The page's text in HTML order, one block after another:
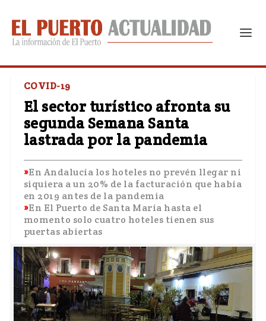
COVID-19
El sector turístico afronta su
segunda Semana Santa
lastrada por la pandemia
En Andalucía los hoteles no prevén llegar ni
siquiera a un 20% de la facturación que había
en 2019 antes de la pandemia
En El Puerto de Santa María hasta el
momento solo cuatro hoteles tienen sus
puertas abiertas